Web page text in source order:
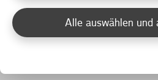
Alle auswählen und